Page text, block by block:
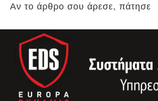
Αν το άρθρο σου άρεσε, πάτησε